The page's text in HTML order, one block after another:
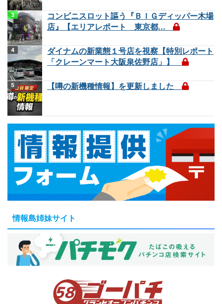
コンビニスロット謳う『ＢＩＧディッパー木場
店』【エリアレポート 東京都...
ダイナムの新業態１号店を視察【特別レポート
「クレーンマート大阪泉佐野店」】
【噂の新機種情報】を更新しました
情報島姉妹サイト